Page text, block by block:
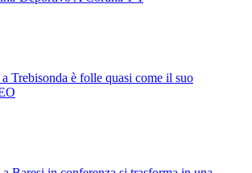
a Trebisonda è folle quasi come il suo